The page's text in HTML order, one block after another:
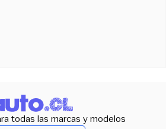
todas las marcas y modelos